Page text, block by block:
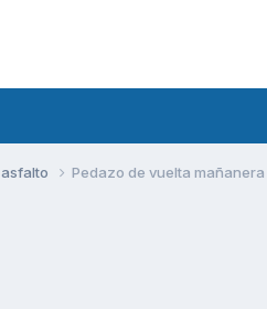
Pedazo de vuelta